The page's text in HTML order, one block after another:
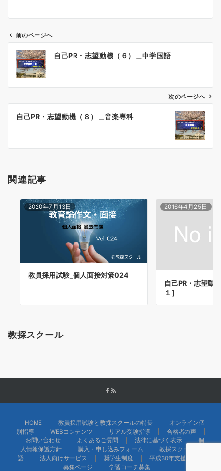
ン
前のページへ
自己PR・志望動機（６）＿中学国語
次のページへ
自己PR・志望動機（８）＿音楽専科
関連記事
2020年7月13日
教員採用試験_個人面接対策024
2016年4月25日
自己PR・志望動
１］
教採スクール
HOME 教員採用試験と教採スクールの特長
オンライン個
別指導
WEBコンテンツ リアル受験指導
合格者の声
お問い合わせ
よくあるご質問 法律に基づく表示
個
人情報保護方針
購入・申し込みフォーム
教採スクール物
語
法人向けサービス 奨学生制度
平成30年支援会員様
募集ページ
学習コーチ募集